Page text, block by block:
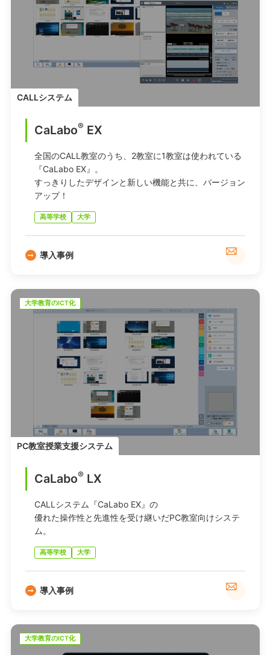
CALLシステム
CaLabo® EX
全国のCALL教室のうち、2教室に1教室は使われている
『CaLabo EX』。
すっきりしたデザインと新しい機能と共に、バージョン
アップ！
高等学校 大学
導入事例
大学教育のICT化
PC教室授業支援システム
CaLabo® LX
CALLシステム『CaLabo EX』の
優れた操作性と先進性を受け継いだPC教室向けシステ
ム。
高等学校 大学
導入事例
大学教育のICT化